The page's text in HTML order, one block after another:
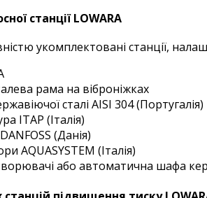
станціїLOWARA
укомплектовані станції,
рама на віброніжках
сталі AISI 304 (Португалія)
ITAP (Італія)
(Данія)
AQUASYSTEM (Італія)
або автоматична шафа